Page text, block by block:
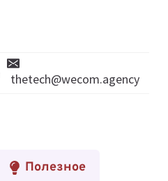
thetech@wecom.agency
Полезное